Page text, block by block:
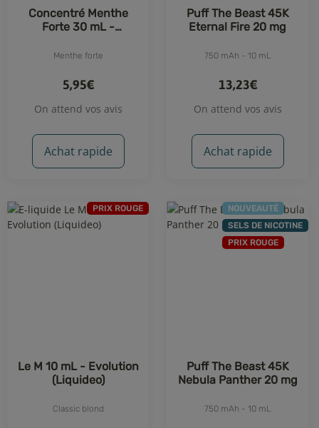
Concentré Menthe
Forte 30 mL -
Menthe forte
5,95€
On attend vos avis
Achat rapide
Puff The Beast 45K
Eternal Fire 20 mg
750 mAh - 10 mL
13,23€
On attend vos avis
Achat rapide
PRIX ROUGE
Le M 10 mL - Evolution
(Liquideo)
Classic blond
NOUVEAUTÉ
SELS DE NICOTINE
PRIX ROUGE
Puff The Beast 45K
Nebula Panther 20 mg
750 mAh - 10 mL